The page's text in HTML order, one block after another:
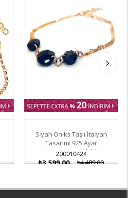
Siyah Oniks Taşlı İtalyan
Tasarımı 925 Ayar
Gümüş Rose Bileklik
200010424
₺3.599,00 ₺4.489,00